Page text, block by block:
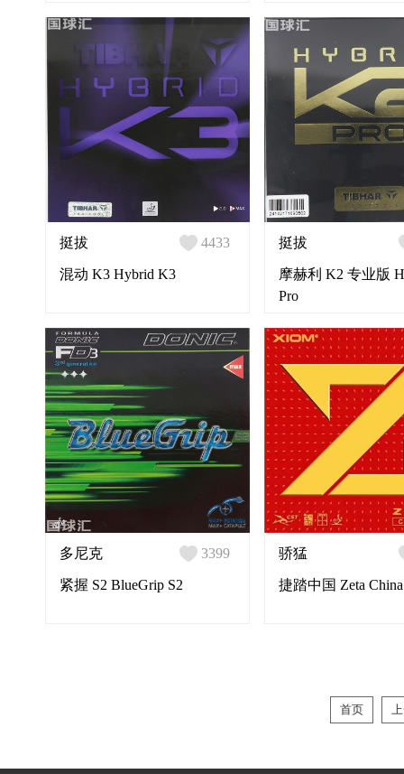
挺拔
混动 K3 Hybrid K3
4433 挺拔
摩赫利 K2 专业版
Pro
多尼克
紧握 S2 BlueGrip S2
3399 骄猛
捷踏中国 Zeta China
首页